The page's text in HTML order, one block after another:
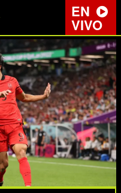
EN
VIVO